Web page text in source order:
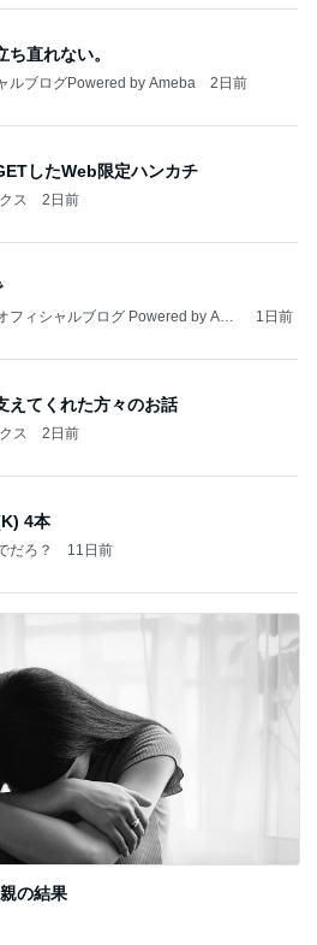
直れない。
ルブログPowered by Ameba 2日前
したWeb限定ハンカチ
ス 2日前
フィシャルブログ Powered by Ame
1日前
えてくれた方々のお話
ス 2日前
4本
だろ？ 11日前
の結果